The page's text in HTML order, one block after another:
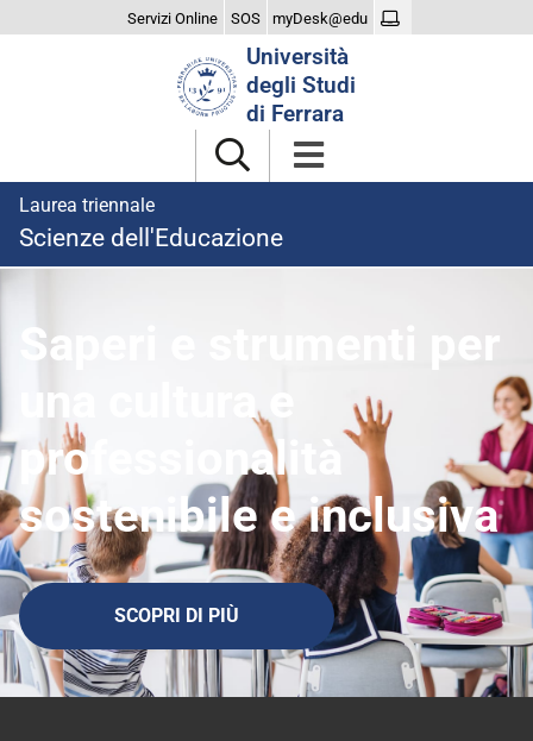
Servizi Online SOS myDesk@edu
Università
degli Studi
di Ferrara
Laurea triennale
Scienze dell'Educazione
homepage
Saperi e strumenti per
una cultura e
professionalità
sostenibile e inclusiva
SCOPRI DI PIÙ